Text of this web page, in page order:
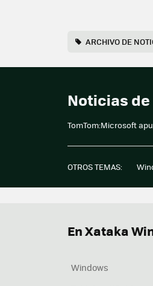
ARCHIVO DE
Noticias de
TomTom:Microsoft
OTROS TEMAS:
En Xataka
Windows